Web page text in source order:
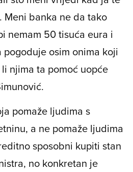
Meni banka ne da tako
nemam 50 tisuća eura i
osim onima koji
njima ta pomoć uopće
pomaže ljudima s
a ne pomaže ljudima
sposobni kupiti stan
no konkretan je